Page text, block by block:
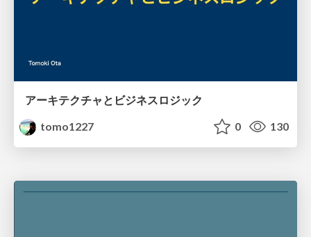
アーキテクチャとビジネスロジック
tomo1227
0 130